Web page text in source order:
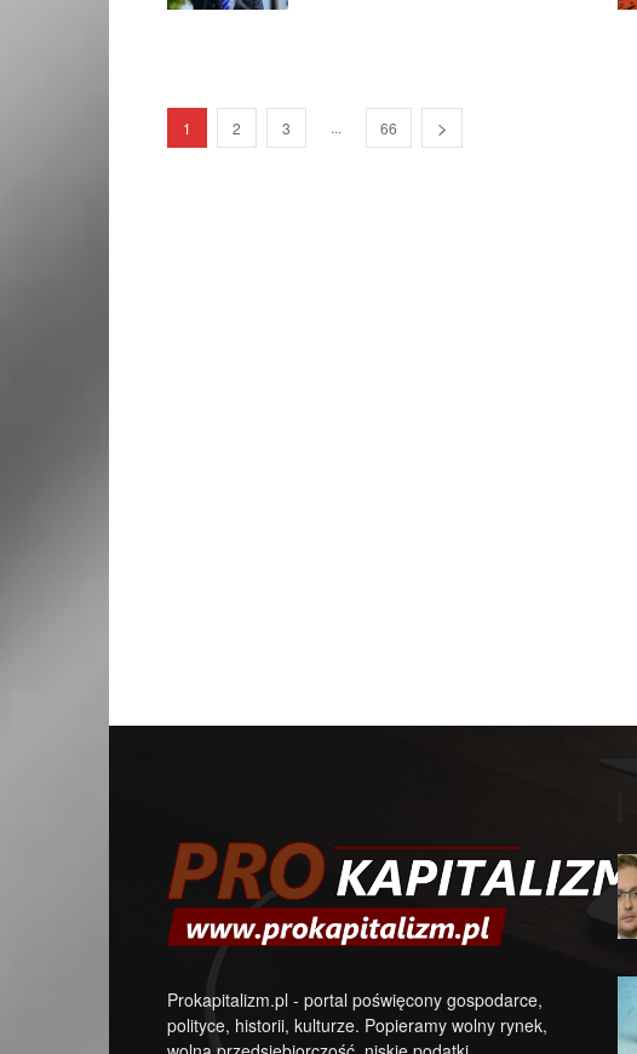
1 2 3 ... 66
Prokapitalizm.pl - portal poświęcony gospodarce,
polityce, historii, kulturze. Popieramy wolny rynek,